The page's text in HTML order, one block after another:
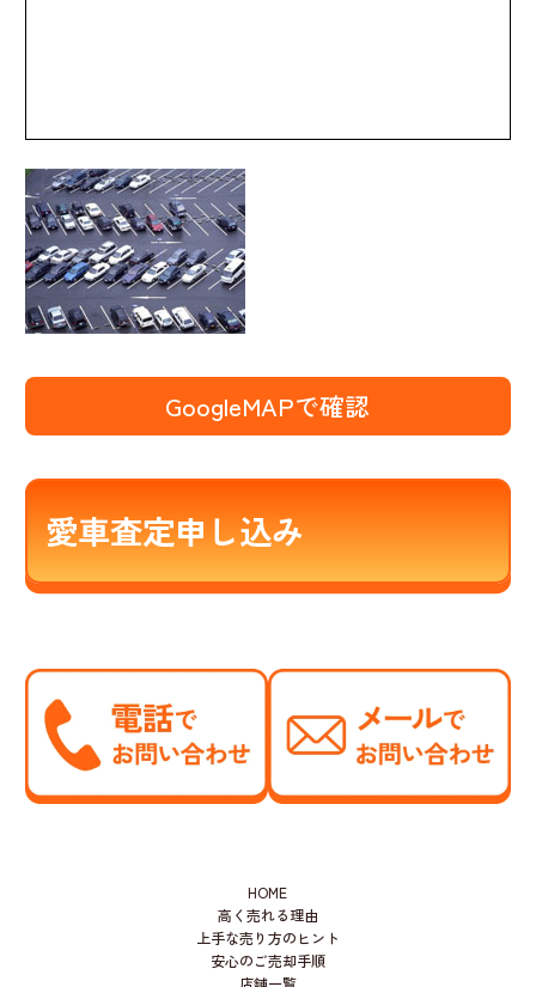
GoogleMAPで確認
愛車査定申し込み
HOME
高く売れる理由
上手な売り方のヒント
安心のご売却手順
店舗一覧